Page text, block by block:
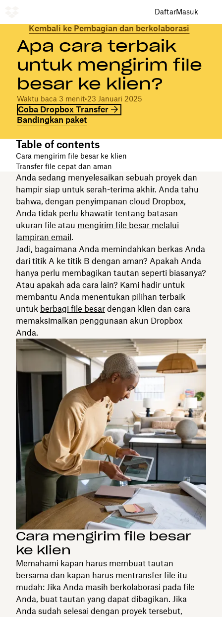
DaftarMasuk
Kembali ke Pembagian dan berkolaborasi
Apa cara terbaik
untuk mengirim file
besar ke klien?
Waktu baca 3 menit•23 Januari 2025
Coba Dropbox Transfer
Bandingkan paket
Table of contents
Cara mengirim file besar ke klien
Transfer file cepat dan aman
Anda sedang menyelesaikan sebuah proyek dan
hampir siap untuk serah-terima akhir. Anda tahu
bahwa, dengan penyimpanan cloud Dropbox,
Anda tidak perlu khawatir tentang batasan
ukuran file atau mengirim file besar melalui
lampiran email.
Jadi, bagaimana Anda memindahkan berkas Anda
dari titik A ke titik B dengan aman? Apakah Anda
hanya perlu membagikan tautan seperti biasanya?
Atau apakah ada cara lain? Kami hadir untuk
membantu Anda menentukan pilihan terbaik
untuk berbagi file besar dengan klien dan cara
memaksimalkan penggunaan akun Dropbox
Anda.
Cara mengirim file besar
ke klien
Memahami kapan harus membuat tautan
bersama dan kapan harus mentransfer file itu
mudah: Jika Anda masih berkolaborasi pada file
Anda, buat tautan yang dapat dibagikan. Jika
Anda sudah selesai dengan proyek tersebut,